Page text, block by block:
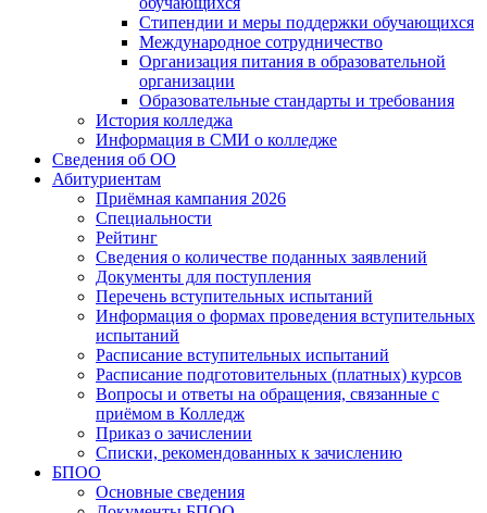
Стипендии и меры поддержки обучающихся
Международное сотрудничество
Организация питания в образовательной
организации
Образовательные стандарты и требования
История колледжа
Информация в СМИ о колледже
Сведения об ОО
Абитуриентам
Приёмная кампания 2026
Специальности
Рейтинг
Сведения о количестве поданных заявлений
Документы для поступления
Перечень вступительных испытаний
Информация о формах проведения вступительных
испытаний
Расписание вступительных испытаний
Расписание подготовительных (платных) курсов
Вопросы и ответы на обращения, связанные с
приёмом в Колледж
Приказ о зачислении
Списки, рекомендованных к зачислению
БПОО
Основные сведения